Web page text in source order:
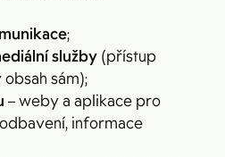
;
služby (přístup
obsah sám);
– weby a aplikace pro
informace